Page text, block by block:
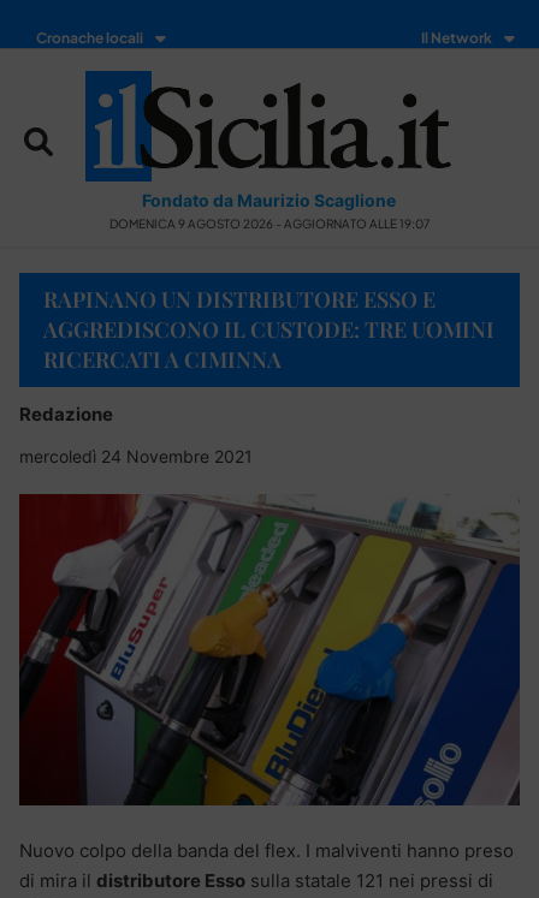
Cronache locali Il Network
Fondato da Maurizio Scaglione
DOMENICA 9 AGOSTO 2026 - AGGIORNATO ALLE 19:07
RAPINANO UN DISTRIBUTORE ESSO E
AGGREDISCONO IL CUSTODE: TRE UOMINI
RICERCATI A CIMINNA
Redazione
mercoledì 24 Novembre 2021
Nuovo colpo della banda del flex. I malviventi hanno preso
di mira il distributore Esso sulla statale 121 nei pressi di